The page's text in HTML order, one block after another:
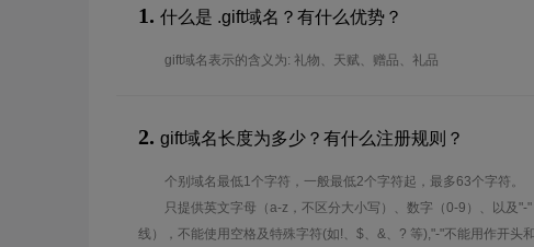
1. 什么是 .gift域名？有什么优势？
gift域名表示的含义为: 礼物、天赋、赠品、礼品
2. gift域名长度为多少？有什么注册规则？
个别域名最低1个字符，一般最低2个字符起，最多63个字符。
只提供英文字母（a-z，不区分大小写）、数字（0-9）、以及"-
线），不能使用空格及特殊字符(如!、$、&、? 等),"-"不能用作开头